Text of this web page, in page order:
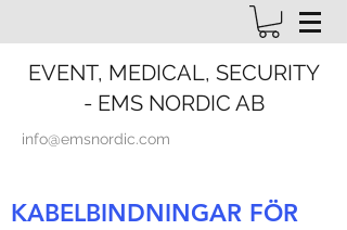
EVENT, MEDICAL, SECURITY
- EMS NORDIC AB
info@emsnordic.com
KABELBINDNINGAR FÖR